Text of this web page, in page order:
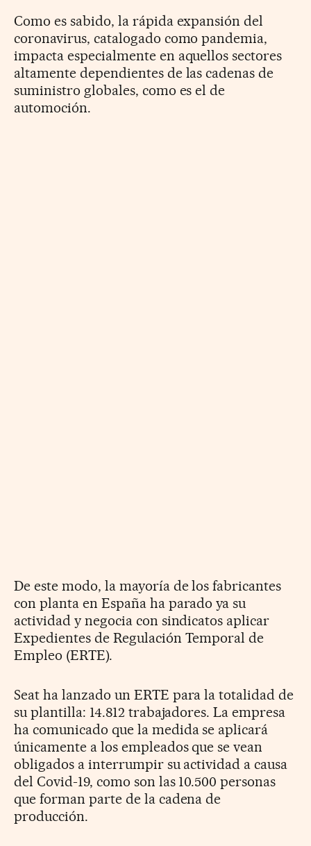
Como es sabido, la rápida expansión del
coronavirus, catalogado como pandemia,
impacta especialmente en aquellos sectores
altamente dependientes de las cadenas de
suministro globales, como es el de
automoción.
De este modo, la mayoría de los fabricantes
con planta en España ha parado ya su
actividad y negocia con sindicatos aplicar
Expedientes de Regulación Temporal de
Empleo (ERTE).
Seat ha lanzado un ERTE para la totalidad de
su plantilla: 14.812 trabajadores. La empresa
ha comunicado que la medida se aplicará
únicamente a los empleados que se vean
obligados a interrumpir su actividad a causa
del Covid-19, como son las 10.500 personas
que forman parte de la cadena de
producción.